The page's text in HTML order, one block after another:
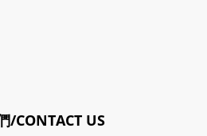
/CONTACT US